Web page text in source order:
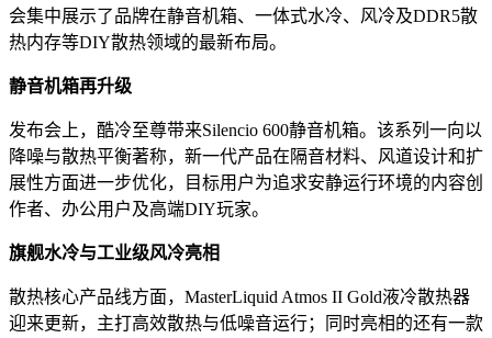
会集中展示了品牌在静音机箱、一体式水冷、风冷及DDR5散
热内存等DIY散热领域的最新布局。
静音机箱再升级
发布会上，酷冷至尊带来Silencio 600静音机箱。该系列一向以
降噪与散热平衡著称，新一代产品在隔音材料、风道设计和扩
展性方面进一步优化，目标用户为追求安静运行环境的内容创
作者、办公用户及高端DIY玩家。
旗舰水冷与工业级风冷亮相
散热核心产品线方面，MasterLiquid Atmos II Gold液冷散热器
迎来更新，主打高效散热与低噪音运行；同时亮相的还有一款